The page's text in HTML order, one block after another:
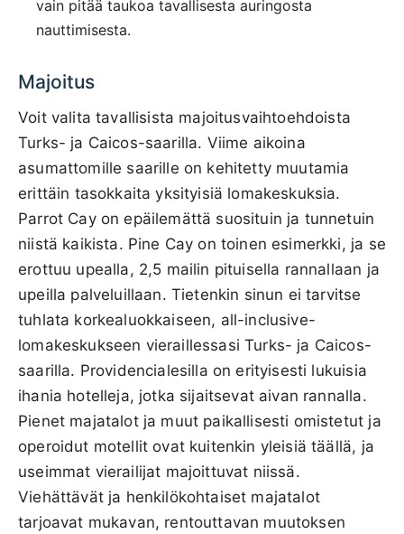
vain pitää taukoa tavallisesta auringosta
nauttimisesta.
Majoitus
Voit valita tavallisista majoitusvaihtoehdoista
Turks- ja Caicos-saarilla. Viime aikoina
asumattomille saarille on kehitetty muutamia
erittäin tasokkaita yksityisiä lomakeskuksia.
Parrot Cay on epäilemättä suosituin ja tunnetuin
niistä kaikista. Pine Cay on toinen esimerkki, ja se
erottuu upealla, 2,5 mailin pituisella rannallaan ja
upeilla palveluillaan. Tietenkin sinun ei tarvitse
tuhlata korkealuokkaiseen, all-inclusive-
lomakeskukseen vieraillessasi Turks- ja Caicos-
saarilla. Providencialesilla on erityisesti lukuisia
ihania hotelleja, jotka sijaitsevat aivan rannalla.
Pienet majatalot ja muut paikallisesti omistetut ja
operoidut motellit ovat kuitenkin yleisiä täällä, ja
useimmat vierailijat majoittuvat niissä.
Viehättävät ja henkilökohtaiset majatalot
tarjoavat mukavan, rentouttavan muutoksen